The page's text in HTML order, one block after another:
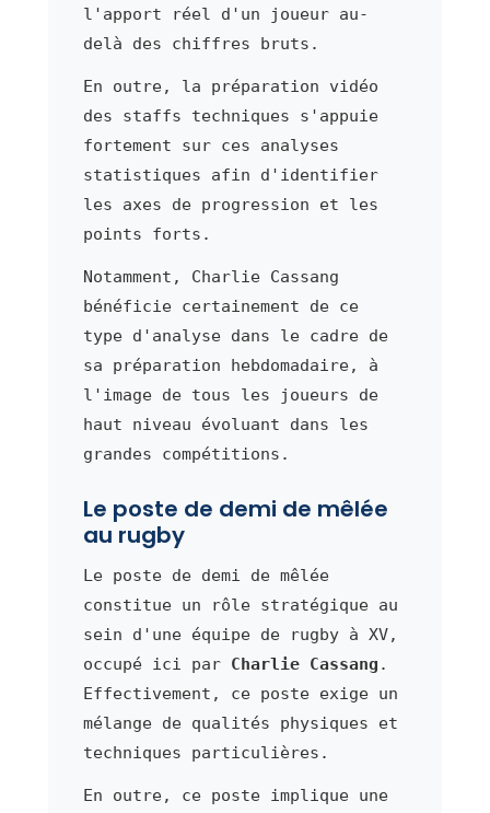
l'apport réel d'un joueur au-
delà des chiffres bruts.
En outre, la préparation vidéo
des staffs techniques s'appuie
fortement sur ces analyses
statistiques afin d'identifier
les axes de progression et les
points forts.
Notamment, Charlie Cassang
bénéficie certainement de ce
type d'analyse dans le cadre de
sa préparation hebdomadaire, à
l'image de tous les joueurs de
haut niveau évoluant dans les
grandes compétitions.
Le poste de demi de mêlée
au rugby
Le poste de demi de mêlée
constitue un rôle stratégique au
sein d'une équipe de rugby à XV,
occupé ici par Charlie Cassang .
Effectivement, ce poste exige un
mélange de qualités physiques et
techniques particulières.
En outre, ce poste implique une